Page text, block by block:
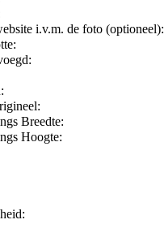
i.v.m. de foto (optioneel):
Breedte:
Hoogte: